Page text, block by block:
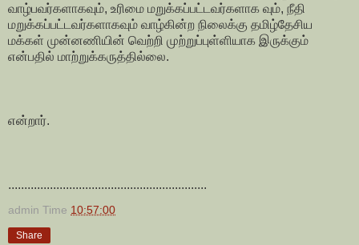
வாழ்பவர்களாகவும், உரிமை மறுக்கப்பட்டவர்களாக வும், நீதி
மறுக்கப்பட்டவர்களாகவும் வாழ்கின்ற நிலைக்கு தமிழ்தேசிய
மக்கள் முன்னணியின் வெற்றி முற்றுப்புள்ளியாக இருக்கும்
என்பதில் மாற்றுக்கருத்தில்லை.
என்றார்.
..............................................................
admin Time 10:57:00
Share